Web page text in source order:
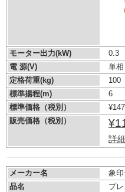
モーター出力(kW)
0.3
電 源(V)
単
定格荷重(kg)
100
標準揚程(m)
6
標準価格（税別）
販売価格（税別）
詳
メーカー名
象
品名
プ